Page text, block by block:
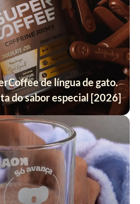
de língua de gato.
do sabor especial [2026]